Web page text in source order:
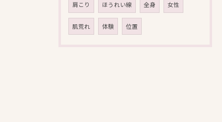
肩こり ほうれい線 全身 女性
肌荒れ 体験 位置